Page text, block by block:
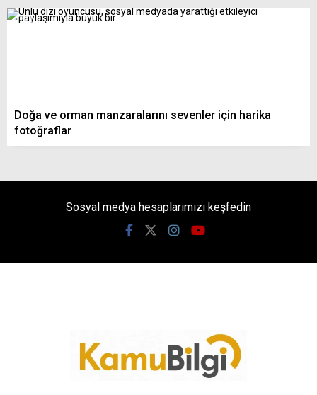
Doğa ve orman manzaralarını sevenler için harika
fotoğraflar
Sosyal medya hesaplarımızı keşfedin